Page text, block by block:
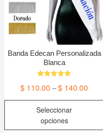
Banda Edecan Personalizada
Blanca
5.00
$ 110.00 –$ 140.00
Seleccionar
opciones